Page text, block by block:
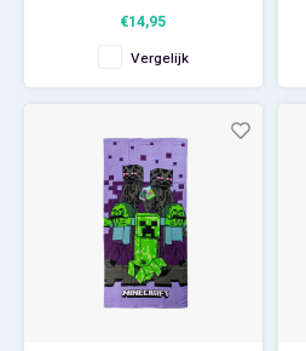
Paw Patrol kinderkamer maar
ook heel goed te gebruiken bij
het leren klok kijken. Op de
wijzerplaat een afbeelding van
€14,95
Vergelijk